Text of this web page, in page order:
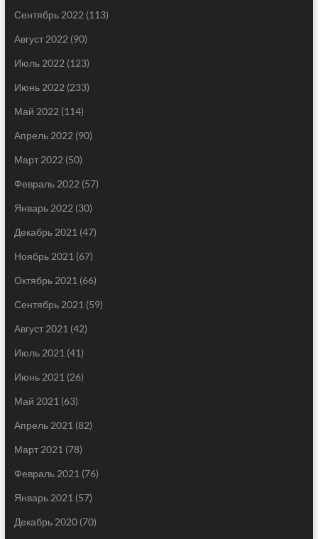
Сентябрь 2022 (113)
Август 2022 (90)
Июль 2022 (123)
Июнь 2022 (233)
Май 2022 (114)
Апрель 2022 (90)
Март 2022 (50)
Февраль 2022 (57)
Январь 2022 (30)
Декабрь 2021 (47)
Ноябрь 2021 (67)
Октябрь 2021 (66)
Сентябрь 2021 (59)
Август 2021 (42)
Июль 2021 (41)
Июнь 2021 (26)
Май 2021 (63)
Апрель 2021 (82)
Март 2021 (78)
Февраль 2021 (76)
Январь 2021 (57)
Декабрь 2020(70)